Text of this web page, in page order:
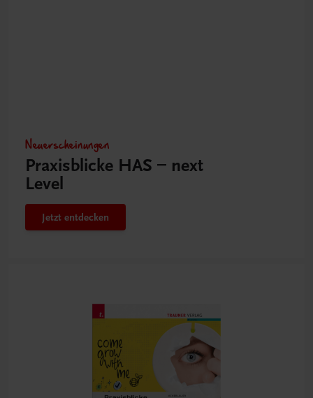
Neuerscheinungen
Praxisblicke HAS – next
Level
Jetzt entdecken